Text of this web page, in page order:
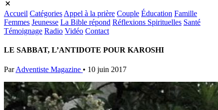
Accueil Catégories Appel à la prière Couple Éducation Famille
Femmes Jeunesse La Bible répond Réflexions Spirituelles Santé
Témoignage Radio Vidéo Contact
LE SABBAT, L’ANTIDOTE POUR KAROSHI
Par Adventiste Magazine • 10 juin 2017